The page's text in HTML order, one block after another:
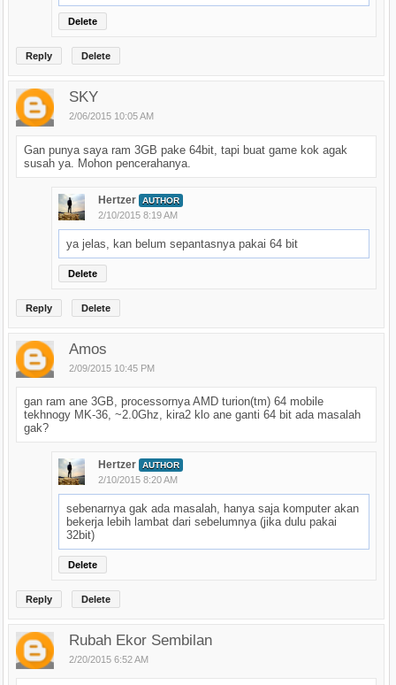
Delete
Reply Delete
SKY
2/06/2015 10:05 AM
Gan punya saya ram 3GB pake 64bit, tapi buat game kok agak
susah ya. Mohon pencerahanya.
Hertzer AUTHOR
2/10/2015 8:19 AM
ya jelas, kan belum sepantasnya pakai 64 bit
Delete
Reply Delete
Amos
2/09/2015 10:45 PM
gan ram ane 3GB, processornya AMD turion(tm) 64 mobile
tekhnogy MK-36, ~2.0Ghz, kira2 klo ane ganti 64 bit ada masalah
gak?
Hertzer AUTHOR
2/10/2015 8:20 AM
sebenarnya gak ada masalah, hanya saja komputer akan
bekerja lebih lambat dari sebelumnya (jika dulu pakai
32bit)
Delete
Reply Delete
Rubah Ekor Sembilan
2/20/2015 6:52 AM